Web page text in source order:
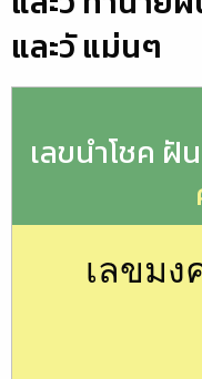
และวั แม่นๆ
เลขนำโชค ฝั
เลขม